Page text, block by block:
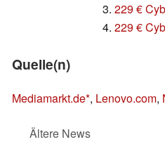
3. 229 €
4. 229 €
Quelle(n)
Mediamarkt.de , Lenovo.com,
Ältere News